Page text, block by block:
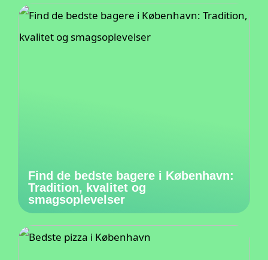
Find de bedste bagere i København:
Tradition, kvalitet og
smagsoplevelser